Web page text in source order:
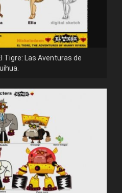
Tigre: Las Aventuras de